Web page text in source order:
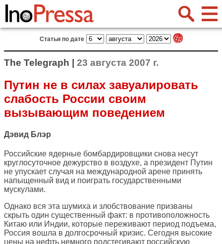
Статьи по дате
The Telegraph | 23 августа 2007 г.
Путин не в силах завуалировать
слабость России своим
вызывающим поведением
Дэвид Блэр
Российские ядерные бомбардировщики снова несут
круглосуточное дежурство в воздухе, а президент Путин
не упускает случая на международной арене принять
напыщенный вид и поиграть государственными
мускулами.
Однако вся эта шумиха и злобствование призваны
скрыть один существенный факт: в противоположность
Китаю или Индии, которые переживают период подъема,
Россия вошла в долгосрочный кризис. Сегодня высокие
цены на нефть немного подстегивают российскую